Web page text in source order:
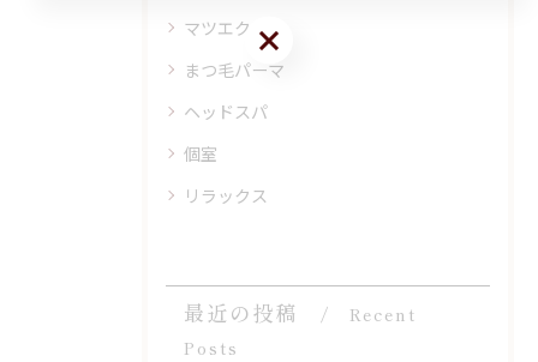
マツエク
まつ毛パーマ
ヘッドスパ
個室
リラックス
最近の投稿
Recent
Posts
ご予約はこちら